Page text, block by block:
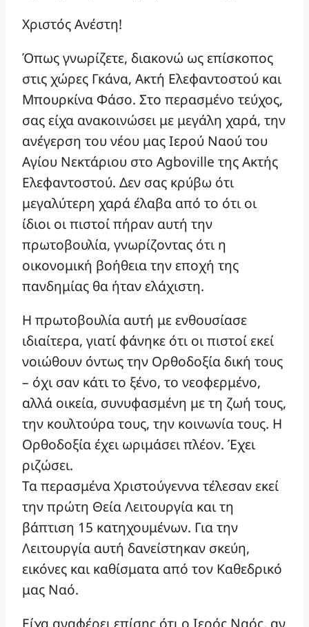
Χριστός Ανέστη!
Όπως γνωρίζετε, διακονώ ως επίσκοπος
στις χώρες Γκάνα, Ακτή Ελεφαντοστού και
Μπουρκίνα Φάσο. Στο περασμένο τεύχος,
σας είχα ανακοινώσει με μεγάλη χαρά, την
ανέγερση του νέου μας Ιερού Ναού του
Αγίου Νεκτάριου στο Agboville της Ακτής
Ελεφαντοστού. Δεν σας κρύβω ότι
μεγαλύτερη χαρά έλαβα από το ότι οι
ίδιοι οι πιστοί πήραν αυτή την
πρωτοβουλία, γνωρίζοντας ότι η
οικονομική βοήθεια την εποχή της
πανδημίας θα ήταν ελάχιστη.
Η πρωτοβουλία αυτή με ενθουσίασε
ιδιαίτερα, γιατί φάνηκε ότι οι πιστοί εκεί
νοιώθουν όντως την Ορθοδοξία δική τους
– όχι σαν κάτι το ξένο, το νεοφερμένο,
αλλά οικεία, συνυφασμένη με τη ζωή τους,
την κουλτούρα τους, την κοινωνία τους. Η
Ορθοδοξία έχει ωριμάσει πλέον. Έχει
ριζώσει.
Τα περασμένα Χριστούγεννα τέλεσαν εκεί
την πρώτη Θεία Λειτουργία και τη
βάπτιση 15 κατηχουμένων. Για την
Λειτουργία αυτή δανείστηκαν σκεύη,
εικόνες και καθίσματα από τον Καθεδρικό
μας Ναό.